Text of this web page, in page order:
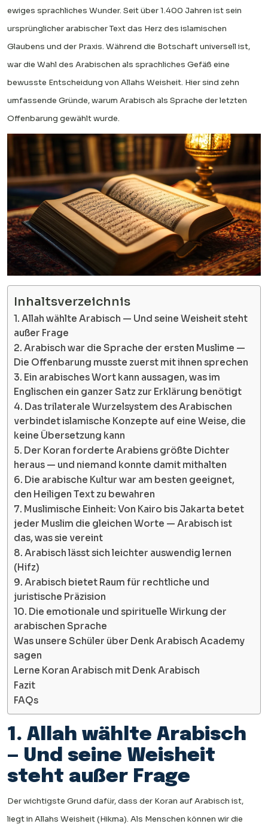
ewiges sprachliches Wunder. Seit über 1.400 Jahren ist sein
ursprünglicher arabischer Text das Herz des islamischen
Glaubens und der Praxis. Während die Botschaft universell ist,
war die Wahl des Arabischen als sprachliches Gefäß eine
bewusste Entscheidung von Allahs Weisheit. Hier sind zehn
umfassende Gründe, warum Arabisch als Sprache der letzten
Offenbarung gewählt wurde.
Inhaltsverzeichnis
1. Allah wählte Arabisch — Und seine Weisheit steht
außer Frage
2. Arabisch war die Sprache der ersten Muslime —
Die Offenbarung musste zuerst mit ihnen sprechen
3. Ein arabisches Wort kann aussagen, was im
Englischen ein ganzer Satz zur Erklärung benötigt
4. Das trilaterale Wurzelsystem des Arabischen
verbindet islamische Konzepte auf eine Weise, die
keine Übersetzung kann
5. Der Koran forderte Arabiens größte Dichter
heraus — und niemand konnte damit mithalten
6. Die arabische Kultur war am besten geeignet,
den Heiligen Text zu bewahren
7. Muslimische Einheit: Von Kairo bis Jakarta betet
jeder Muslim die gleichen Worte — Arabisch ist
das, was sie vereint
8. Arabisch lässt sich leichter auswendig lernen
(Hifz)
9. Arabisch bietet Raum für rechtliche und
juristische Präzision
10. Die emotionale und spirituelle Wirkung der
arabischen Sprache
Was unsere Schüler über Denk Arabisch Academy
sagen
Lerne Koran Arabisch mit Denk Arabisch
Fazit
FAQs
1. Allah wählte Arabisch
— Und seine Weisheit
steht außer Frage
Der wichtigste Grund dafür, dass der Koran auf Arabisch ist,
liegt in Allahs Weisheit (Hikma). Als Menschen können wir die